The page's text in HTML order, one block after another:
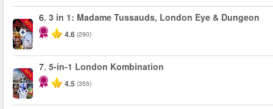
-30%
6. 3 in 1: Madame Tussauds, London Eye & Dungeon
4.6 (290)
-60%
7. 5-in-1 London Kombination
4.5 (355)